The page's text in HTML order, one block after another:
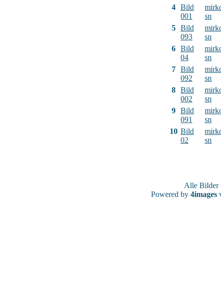
4 Bild
001
sn
5 Bild
093
sn
6 Bild
04
sn
7 Bild
092
sn
8 Bild
002
sn
9 Bild
091
sn
10 Bild
02
sn
Alle
Powered by 4images